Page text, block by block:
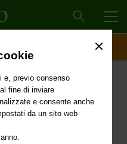
e, previo consenso
fine di inviare
e consente anche
da un sito web